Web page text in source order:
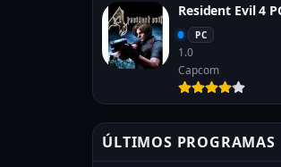
Resident Evil 4
PC
1.0
Capcom
ÚLTIMOS PROGRAMAS